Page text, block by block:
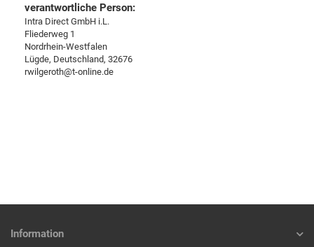
verantwortliche Person:
Intra Direct GmbH i.L.
Fliederweg 1
Nordrhein-Westfalen
Lügde, Deutschland, 32676
rwilgeroth@t-online.de
Information